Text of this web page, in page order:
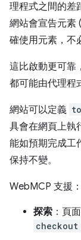
理程式之間的差
網站會宣告元素
確使用元素，不
這比啟動更可靠
都可能由代理程
網站可以定義
具會在網頁上執
能如預期完成工
保持不變。
WebMCP 支援：
探索 ：頁
checkout